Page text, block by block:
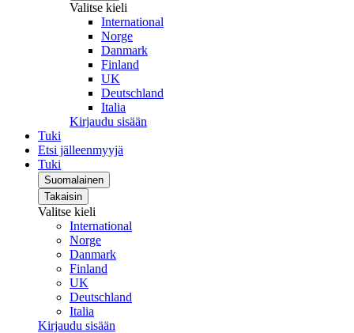
Valitse kieli
International
Norge
Danmark
Finland
UK
Deutschland
Italia
Kirjaudu sisään
Tuki
Etsi jälleenmyyjä
Tuki
Suomalainen
Takaisin
Valitse kieli
International
Norge
Danmark
Finland
UK
Deutschland
Italia
Kirjaudu sisään